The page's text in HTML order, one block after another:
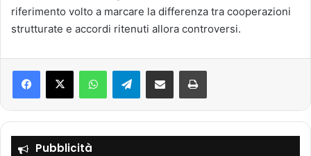
riferimento volto a marcare la differenza tra cooperazioni
strutturate e accordi ritenuti allora controversi.
Telegram
Pubblicità